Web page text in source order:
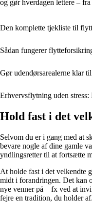
og gør hverdagen lettere –
Den komplette tjekliste til
Sådan fungerer
Gør udendørsarealerne klar
Erhvervsflytning uden
Hold fast i det
Selvom du er i gang med at
bevare nogle af dine gamle
yndlingsretter til at fortsætte
At holde fast i det velkendte
midt i forandringen. Det kan
nye venner på – fx ved at
fejre en tradition, du holder af.